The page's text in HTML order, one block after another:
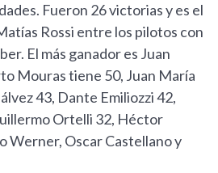
Fueron 26 victorias y es el
Rossi entre los pilotos con
El más ganador es Juan
Mouras tiene 50, Juan María
43, Dante Emiliozzi 42,
Ortelli 32, Héctor
Werner, Oscar Castellano y